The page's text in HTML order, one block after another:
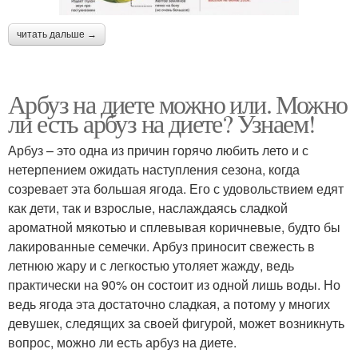
читать дальше →
Арбуз на диете можно или. Можно
ли есть арбуз на диете? Узнаем!
Арбуз – это одна из причин горячо любить лето и с
нетерпением ожидать наступления сезона, когда
созревает эта большая ягода. Его с удовольствием едят
как дети, так и взрослые, наслаждаясь сладкой
ароматной мякотью и сплевывая коричневые, будто бы
лакированные семечки. Арбуз приносит свежесть в
летнюю жару и с легкостью утоляет жажду, ведь
практически на 90% он состоит из одной лишь воды. Но
ведь ягода эта достаточно сладкая, а потому у многих
девушек, следящих за своей фигурой, может возникнуть
вопрос, можно ли есть арбуз на диете.